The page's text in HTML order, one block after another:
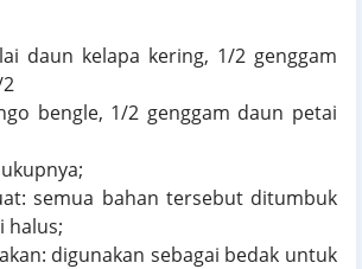
daun kelapa kering, 1/2 genggam
bengle, 1/2 genggam daun petai
semua bahan tersebut ditumbuk
halus;
digunakan sebagai bedak untuk